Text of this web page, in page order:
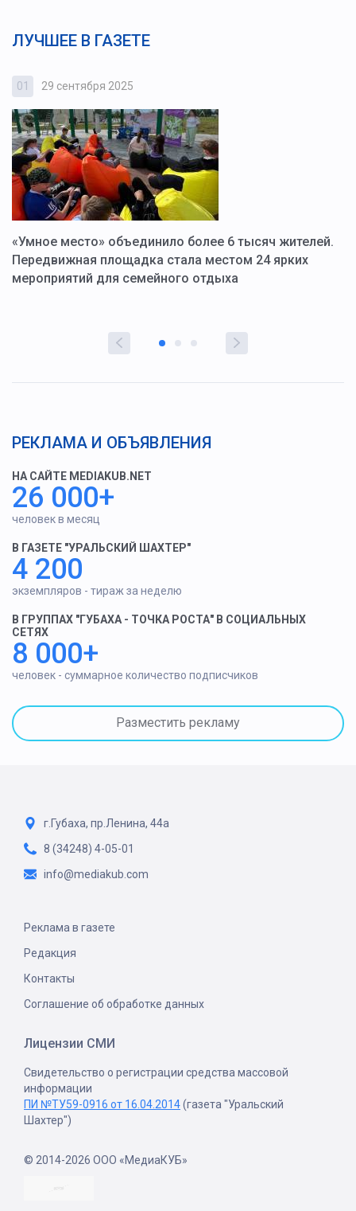
ЛУЧШЕЕ В ГАЗЕТЕ
01 29 сентября 2025
«Умное место» объединило более 6 тысяч жителей.
Передвижная площадка стала местом 24 ярких
мероприятий для семейного отдыха
РЕКЛАМА И ОБЪЯВЛЕНИЯ
НА САЙТЕ MEDIAKUB.NET
26 000+
человек в месяц
В ГАЗЕТЕ "УРАЛЬСКИЙ ШАХТЕР"
4 200
экземпляров - тираж за неделю
В ГРУППАХ "ГУБАХА - ТОЧКА РОСТА" В СОЦИАЛЬНЫХ
СЕТЯХ
8 000+
человек - суммарное количество подписчиков
Разместить рекламу
г.Губаха, пр.Ленина, 44а
8 (34248) 4-05-01
info@mediakub.com
Реклама в газете
Редакция
Контакты
Соглашение об обработке данных
Лицензии СМИ
Свидетельство о регистрации средства массовой
информации
ПИ №ТУ59-0916 от 16.04.2014(газета "Уральский
Шахтер")
© 2014-2026 ООО «МедиаКУБ»